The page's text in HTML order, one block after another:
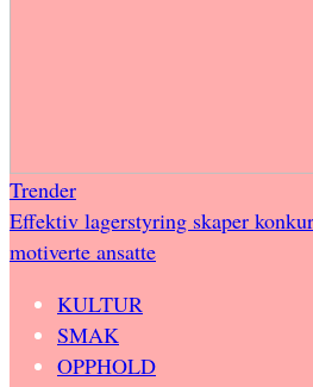
Trender
Effektiv lagerstyring skaper
motiverte ansatte
KULTUR
SMAK
OPPHOLD